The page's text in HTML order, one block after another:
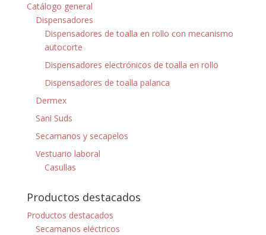
Catálogo general
Dispensadores
Dispensadores de toalla en rollo con mecanismo
autocorte
Dispensadores electrónicos de toalla en rollo
Dispensadores de toalla palanca
Dermex
Sani Suds
Secamanos y secapelos
Vestuario laboral
Casullas
Productos destacados
Productos destacados
Secamanos eléctricos